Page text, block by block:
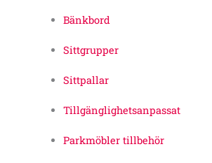
Bänkbord
Sittgrupper
Sittpallar
Tillgänglighetsanpassat
Parkmöbler tillbehör